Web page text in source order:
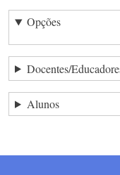
Opções
Docentes/
Alunos